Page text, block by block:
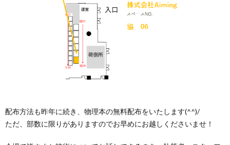
配布方法も昨年に続き、物理本の無料配布をいたします(^^)/
ただ、部数に限りがありますのでお早めにお越しくださいませ！